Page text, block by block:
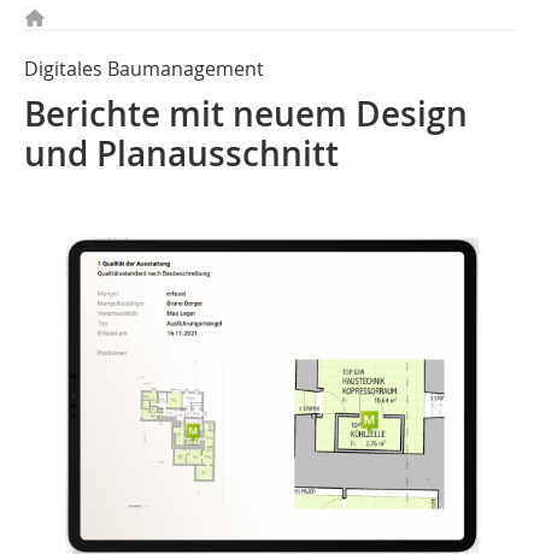
Digitales Baumanagement
Berichte mit neuem Design
und Planausschnitt